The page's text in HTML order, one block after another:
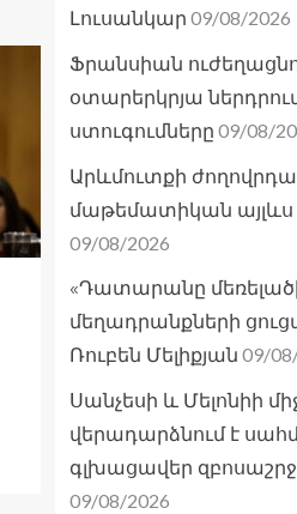
Լուսանկար 09/08/2026
Ֆրանսիան
օտարերկրյա
ստուգումները 09/08/
Արևմուտքի
մաթեմատիկան այլևս
09/08/2026
«Դատարանը
մեղադրանքների
Ռուբեն Մելիքյան 09/
Սանչեսի և Մելոնիի
վերադարձնում է
գլխացավեր
09/08/2026